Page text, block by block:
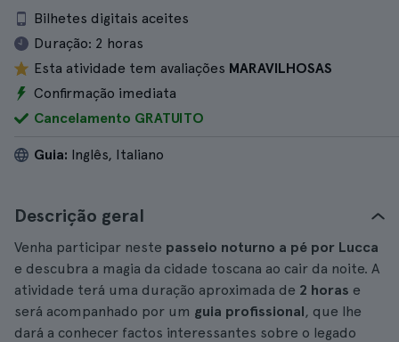
Bilhetes digitais aceites
Duração: 2 horas
Esta atividade tem avaliações MARAVILHOSAS
Confirmação imediata
Cancelamento GRATUITO
Guia: Inglês, Italiano
Descrição geral
Venha participar neste passeio noturno a pé por Lucca
e descubra a magia da cidade toscana ao cair da noite. A
atividade terá uma duração aproximada de 2 horas e
será acompanhado por um guia profissional, que lhe
dará a conhecer factos interessantes sobre o legado